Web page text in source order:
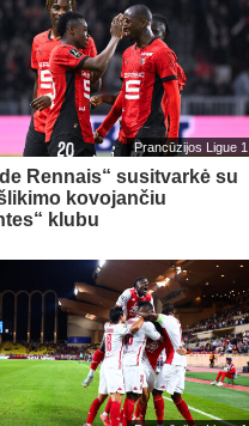
Prancūzijos Ligue 1
Rennais“ susitvarkė su
kovojančiu
klubu